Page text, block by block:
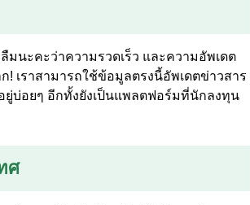
นะคะว่าความรวดเร็ว และความอัพเดต
เราสามารถใช้ข้อมูลตรงนี้อัพเดตข่าวสาร
ยู่บ่อยๆ อีกทั้งยังเป็นแพลตฟอร์มที่นักลงทุน
ศ